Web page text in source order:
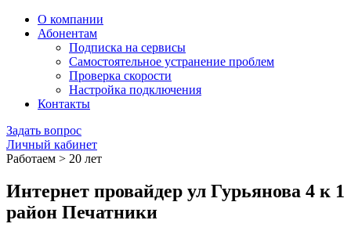
О компании
Абонентам
Подписка на сервисы
Самостоятельное устранение проблем
Проверка скорости
Настройка подключения
Контакты
Задать вопрос
Личный кабинет
Работаем > 20 лет
Интернет провайдер ул Гурьянова 4 к 1
район Печатники